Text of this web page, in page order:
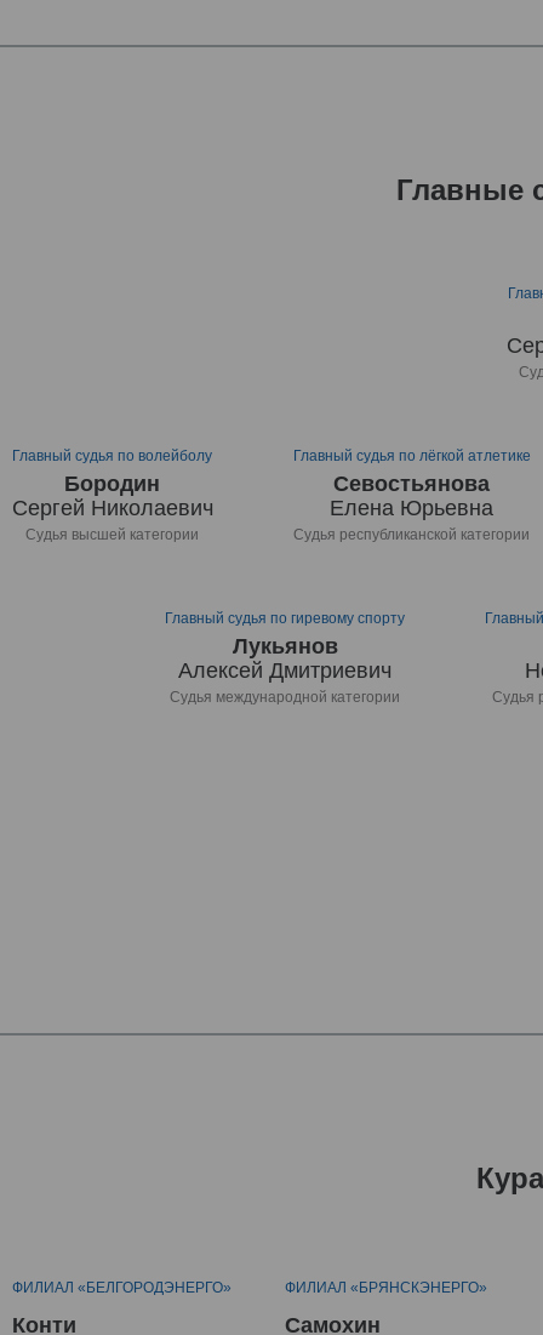
Главные
Главный судья по волейболу
Бородин
Сергей Николаевич
Судья высшей категории
Главный судья по лёгкой атлетике
Севостьянова
Елена Юрьевна
Судья республиканской категории
Главный судья по гиревому спорту
Лукьянов
Алексей Дмитриевич
Судья международной категории Судья
ФИЛИАЛ «БЕЛГОРОДЭНЕРГО»
Конти
ФИЛИАЛ «БРЯНСКЭНЕРГО»
Самохин